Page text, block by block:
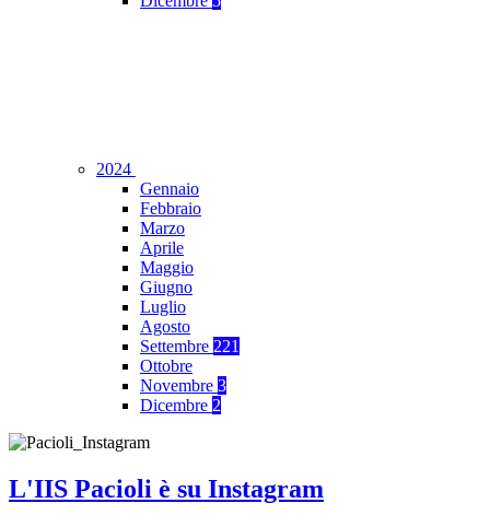
2024
Gennaio
Febbraio
Marzo
Aprile
Maggio
Giugno
Luglio
Agosto
Settembre 221
Ottobre
Novembre 3
Dicembre 2
L'IIS Pacioli è su Instagram